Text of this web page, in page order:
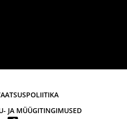
JA MÜÜGITINGIMUSED